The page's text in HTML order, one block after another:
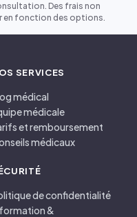
Des frais non
en fonction des options.
SERVICES
médical
médicale
et remboursement
médicaux
de confidentialité
&